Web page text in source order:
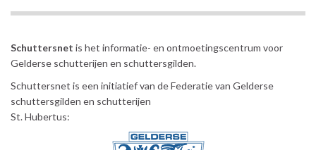
Schuttersnet is het informatie- en ontmoetingscentrum voor
Gelderse schutterijen en schuttersgilden.
Schuttersnet is een initiatief van de Federatie van Gelderse
schuttersgilden en schutterijen
St. Hubertus: